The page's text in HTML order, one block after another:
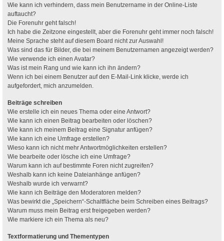
Wie kann ich verhindern, dass mein Benutzername in der Online-Liste
auftaucht?
Die Forenuhr geht falsch!
Ich habe die Zeitzone eingestellt, aber die Forenuhr geht immer noch falsch!
Meine Sprache steht auf diesem Board nicht zur Auswahl!
Was sind das für Bilder, die bei meinem Benutzernamen angezeigt werden?
Wie verwende ich einen Avatar?
Was ist mein Rang und wie kann ich ihn ändern?
Wenn ich bei einem Benutzer auf den E-Mail-Link klicke, werde ich
aufgefordert, mich anzumelden.
Beiträge schreiben
Wie erstelle ich ein neues Thema oder eine Antwort?
Wie kann ich einen Beitrag bearbeiten oder löschen?
Wie kann ich meinem Beitrag eine Signatur anfügen?
Wie kann ich eine Umfrage erstellen?
Wieso kann ich nicht mehr Antwortmöglichkeiten erstellen?
Wie bearbeite oder lösche ich eine Umfrage?
Warum kann ich auf bestimmte Foren nicht zugreifen?
Weshalb kann ich keine Dateianhänge anfügen?
Weshalb wurde ich verwarnt?
Wie kann ich Beiträge den Moderatoren melden?
Was bewirkt die „Speichern“-Schaltfläche beim Schreiben eines Beitrags?
Warum muss mein Beitrag erst freigegeben werden?
Wie markiere ich ein Thema als neu?
Textformatierung und Thementypen